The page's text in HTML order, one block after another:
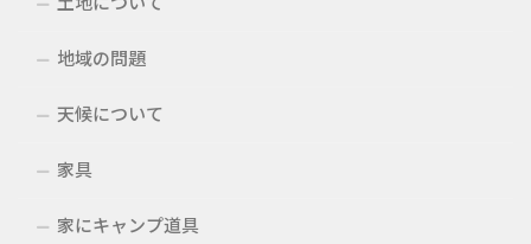
地域の問題
天候について
家具
家にキャンプ道具